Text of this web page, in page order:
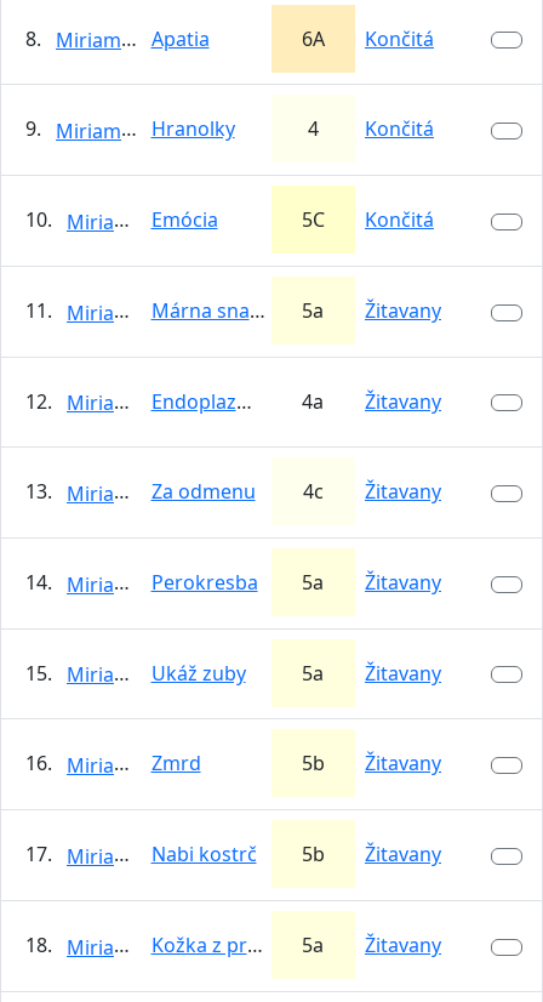
8. MiriamPetrovicova Apatia 6A Končitá
9. MiriamPetrovicova Hranolky 4 Končitá
10. MiriamPetrovicova Emócia 5C Končitá
11. MiriamPetrovicova Márna snaha 5a Žitavany
12. MiriamPetrovicova Endoplazmatické retikulum 4a Žitavany
13. MiriamPetrovicova Za odmenu 4c Žitavany
14. MiriamPetrovicova Perokresba 5a Žitavany
15. MiriamPetrovicova Ukáž zuby 5a Žitavany
16. MiriamPetrovicova Zmrd 5b Žitavany
17. MiriamPetrovicova Nabi kostrč 5b Žitavany
18. MiriamPetrovicova Kožka z prsta 5a Žitavany